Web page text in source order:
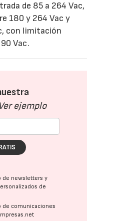
de 85 a 264 Vac,
180 y 264 Vac y
con limitación
Vac.
Ver ejemplo
de newsletters y
de
de comunicaciones